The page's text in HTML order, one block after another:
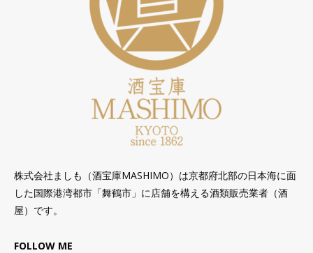
株式会社ましも（酒宝庫MASHIMO）は京都府北部の日本海に面
した国際港湾都市「舞鶴市」に店舗を構える酒類販売業者（酒
屋）です。
FOLLOW ME